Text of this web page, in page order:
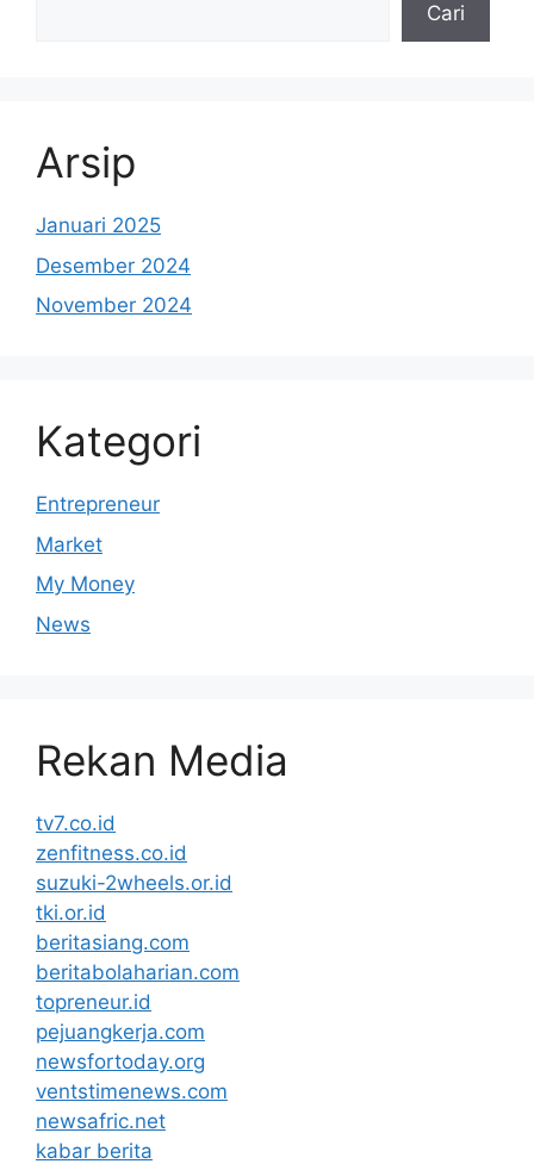
Cari
Arsip
Januari 2025
Desember 2024
November 2024
Kategori
Entrepreneur
Market
My Money
News
Rekan Media
tv7.co.id
zenfitness.co.id
suzuki-2wheels.or.id
tki.or.id
beritasiang.com
beritabolaharian.com
topreneur.id
pejuangkerja.com
newsfortoday.org
ventstimenews.com
newsafric.net
kabar berita